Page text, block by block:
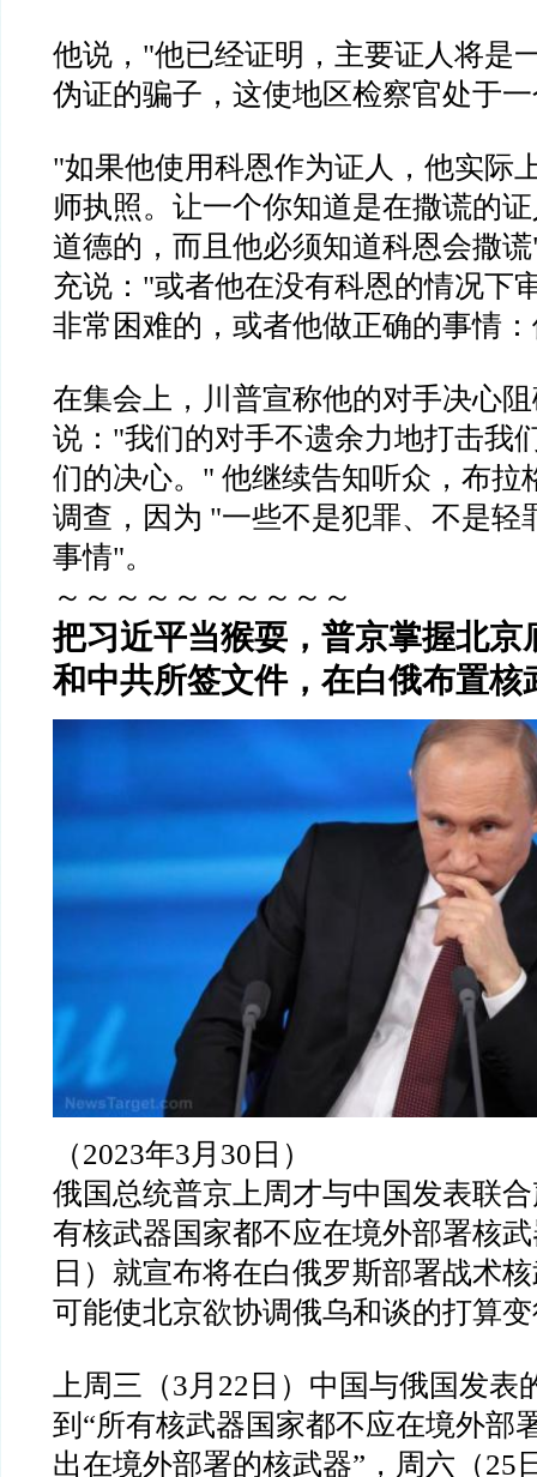
他说， "他已经证明，主要证人将是
伪证的骗子，这使地区检察官处于
"如果他使用科恩作为证人，他实际
师执照。让一个你知道是在撒谎的
道德的，而且他必须知道科恩会撒谎
充说： "或者他在没有科恩的情况下
非常困难的，或者他做正确的事情
在集会上，川普宣称他的对手决心
说： "我们的对手不遗余力地打击我
们的决心。 " 他继续告知听众，布拉
调查，因为 "一些不是犯罪、不是轻
事情"。
～～～～～～～～～～
把习近平当猴耍，普京掌握北京
和中共所签文件，在白俄布置核
（2023年3 月 30 日）
俄国总统普京上周才与中国发表联
有核武器国家都不应在境外部署核
日）就宣布将在白俄罗斯部署战术
可能使北京欲协调俄乌和谈的打算
上周三（3 月 22 日）中国与俄国发表
到 “所有核武器国家都不应在境外部
出在境外部署的核武器” ，周六（25